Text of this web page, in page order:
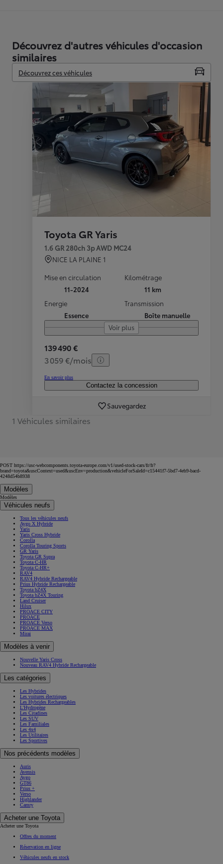
Découvrez d'autres véhicules d'occasion
similaires
Découvrez ces véhicules
Toyota GR Yaris
1.6 GR 280ch 3p AWD MC24
NICE LA PLAINE 1
Mise en circulation
11-2024
Kilométrage
11 km
Energie
Essence
Transmission
Boîte manuelle
Voir plus
139 490 €
3 059 €/mois
En savoir plus
Contactez la concession
Sauvegardez
1 Véhicules similaires
POST https://usc-webcomponents.toyota-europe.com/v1/used-stock-cars/fr/fr?
brand=toyota&uscContext=used&uscEnv=production&vehicleForSaleId=c15441f7-5bd7-4eb9-bacd-
4248d54b8938
Modèles
Modèles
Véhicules neufs
Tous les véhicules neufs
Aygo X Hybride
Yaris
Yaris Cross Hybride
Corolla
Corolla Touring Sports
GR Yaris
Toyota GR Supra
Toyota C-HR
Toyota C-HR+
RAV4
RAV4 Hybride Rechargeable
Prius Hybride Rechargeable
Toyota bZ4X
Toyota bZ4X Touring
Land Cruiser
Hilux
PROACE CITY
PROACE
PROACE Verso
PROACE MAX
Mirai
Modèles à venir
Nouvelle Yaris Cross
Nouveau RAV4 Hybride Rechargeable
Les catégories
Les Hybrides
Les voitures électriques
Les Hybrides Rechargeables
L'Hydrogène
Les Citadines
Les SUV
Les Familiales
Les 4x4
Les Utilitaires
Les Sportives
Nos précédents modèles
Auris
Avensis
Aygo
GT86
Prius +
Verso
Highlander
Camry
Acheter une Toyota
Acheter une Toyota
Offres du moment
Réservation en ligne
Véhicules neufs en stock